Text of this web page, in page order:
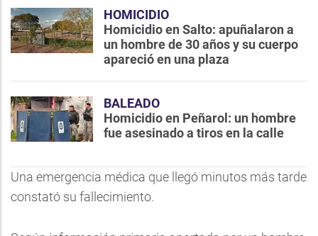
HOMICIDIO
Homicidio en Salto: apuñalaron a
un hombre de 30 años y su cuerpo
apareció en una plaza
BALEADO
Homicidio en Peñarol: un hombre
fue asesinado a tiros en la calle
Una emergencia médica que llegó minutos más tarde
constató su fallecimiento.